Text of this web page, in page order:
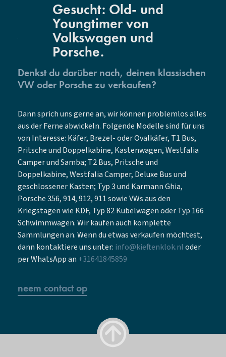
Gesucht: Old- und
Youngtimer von
Volkswagen und
Porsche.
Denkst du darüber nach, deinen klassischen
VW oder Porsche zu verkaufen?
Dann sprich uns gerne an, wir können problemlos alles
aus der Ferne abwickeln. Folgende Modelle sind für uns
von Interesse: Käfer, Brezel- oder Ovalkäfer, T1 Bus,
Pritsche und Doppelkabine, Kastenwagen, Westfalia
Camper und Samba; T2 Bus, Pritsche und
Doppelkabine, Westfalia Camper, Deluxe Bus und
geschlossener Kasten; Typ 3 und Karmann Ghia,
Porsche 356, 914, 912, 911 sowie VWs aus den
Kriegstagen wie KDF, Typ 82 Kübelwagen oder Typ 166
Schwimmwagen. Wir kaufen auch komplette
Sammlungen an. Wenn du etwas verkaufen möchtest,
dann kontaktiere uns unter: info@kieftenklok.nloder
per WhatsApp an +31641845859
neem contact op